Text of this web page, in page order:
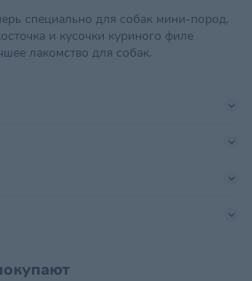
Курица
Взрослые 1-6 лет
специально для собак мини-пород.
и кусочки куриного филе
лакомство для собак.